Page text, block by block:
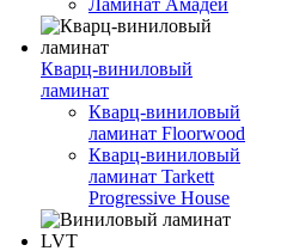
Ламинат Амадей
Кварц-виниловый
ламинат
Кварц-виниловый
ламинат Floorwood
Кварц-виниловый
ламинат Tarkett
Progressive House